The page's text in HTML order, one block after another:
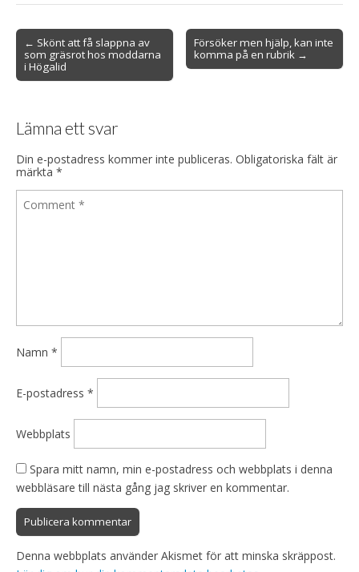
Post
navigation
← Skönt att få slappna av
som gräsrot hos moddarna
i Högalid
Försöker men hjälp, kan inte
komma på en rubrik →
Lämna ett svar
Din e-postadress kommer inte publiceras. Obligatoriska fält är
märkta *
Namn *
E-postadress *
Webbplats
Spara mitt namn, min e-postadress och webbplats i denna
webbläsare till nästa gång jag skriver en kommentar.
Denna webbplats använder Akismet för att minska skräppost.